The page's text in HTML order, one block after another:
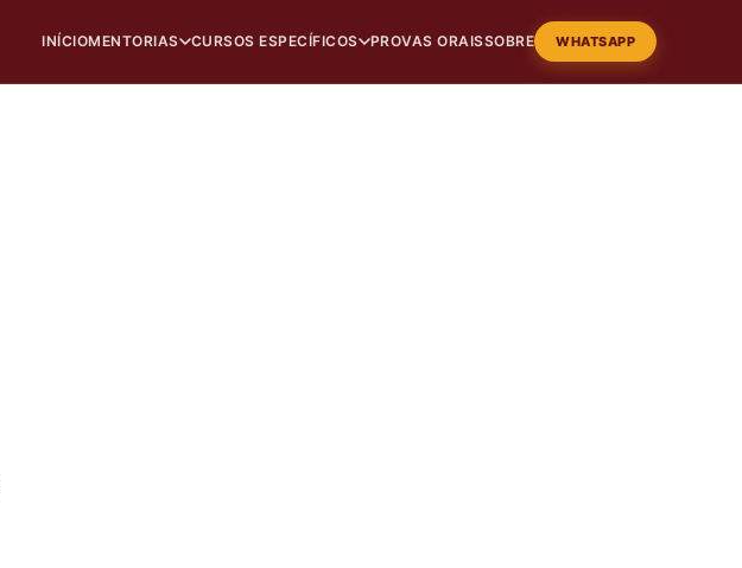
INÍCIOMENTORIAS CURSOS ESPECÍFICOS PROVAS ORAISSOBRE WHATSAPP